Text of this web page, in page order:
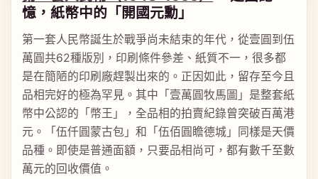
憶，紙幣中的「開國元勳」
第一套人民幣誕生於戰爭尚未結束的年代，從壹圓到伍
萬圓共62種版別，印刷條件參差、紙質不一，很多都
是在簡陋的印刷廠趕製出來的。正因如此，留存至今且
品相完好的極為罕見。其中「壹萬圓牧馬圖」是整套紙
幣中公認的「幣王」，全品相的拍賣紀錄曾突破百萬港
元。「伍仟圓蒙古包」和「伍佰圓瞻德城」同樣是天價
品種。即使是普通面額，只要品相尚可，都有數千至數
萬元的回收價值。